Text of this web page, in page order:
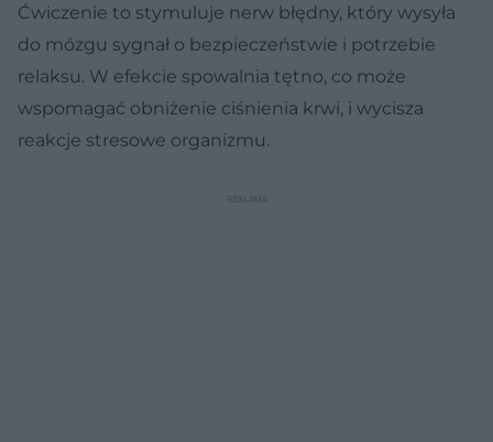
Ćwiczenie to stymuluje nerw błędny, który wysyła
do mózgu sygnał o bezpieczeństwie i potrzebie
relaksu. W efekcie spowalnia tętno, co może
wspomagać obniżenie ciśnienia krwi, i wycisza
reakcje stresowe organizmu.